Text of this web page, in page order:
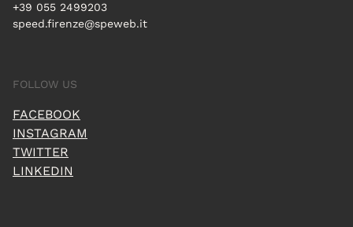
+39 055 2499203
speed.firenze@speweb.it
FOLLOW US
FACEBOOK
INSTAGRAM
TWITTER
LINKEDIN